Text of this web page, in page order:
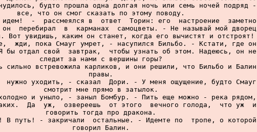
будто прошла одна долгая ночь или семь ночей подряд -
все, что он смог сказать по этому поводу.
идем!  -  рассмеялся в  ответ  Торин: его  настроение  заметно
он  перебирал  в  карманах  самоцветы. - Не называй мой дворец
Вот увидишь, каким он станет, когда его вычистят и отстроят!
жди, пока Смауг умрет, - насупился Бильбо. - Кстати, где он
бы отдал свой  завтрак,  чтобы узнать об этом. Надеюсь, он не
следит за нами с вершины горы?
сильно встревожила карликов, и они решили, что Бильбо и Балин
правы.
нужно уходить, - сказал  Дори. - У меня ощущение, будто Смауг
смотрит мне прямо в затылок.
и уныло, - заныл Бомбур. - Пить еще можно - река рядом,
Да  уж,  озвереешь  от этого  вечного голода,  что уж  и
говорить тогда про дракона.
В путь! - закричали  остальные. - Идемте по  тропе, о которой
говорил Балин.